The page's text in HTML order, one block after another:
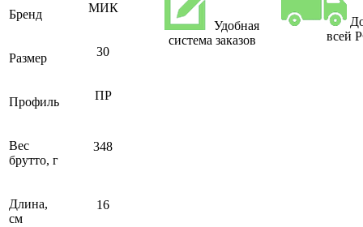
Бренд МИК
Размер 30
Профиль ПР
Вес
брутто, г
348
Длина,
см
16
Удобная
система заказов
всей